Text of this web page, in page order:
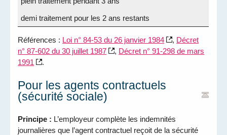
demi traitement pour les 2 ans restants
Références : Loi n° 84-53 du 26 janvier 1984 , Décret
n° 87-602 du 30 juillet 1987
, Décret n° 91-298 de mars
1991
.
Pour les agents contractuels
(sécurité sociale)
Principe : L’employeur complète les indemnités
journalières que l’agent contractuel reçoit de la sécurité